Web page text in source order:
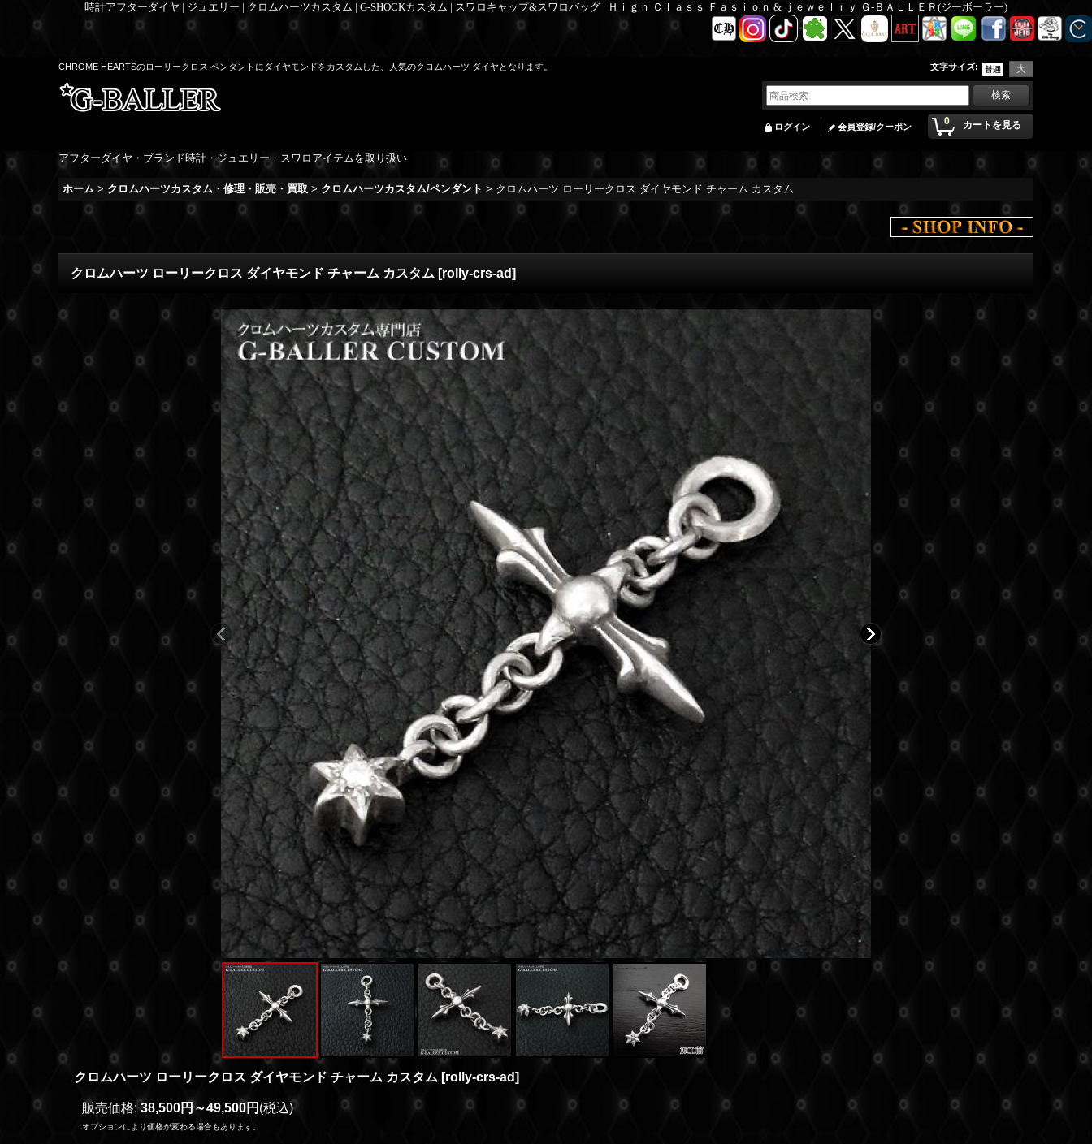
時計アフターダイヤ | ジュエリー | クロムハーツカスタム | G-SHOCKカスタム | スワロキャップ&スワロバッグ | Ｈｉｇｈ Ｃｌａｓｓ Ｆａｓｉｏｎ & ｊｅｗｅｌｒｙ Ｇ-ＢＡＬＬＥＲ(ジーボーラー)
CHROME HEARTSのローリークロス ペンダントにダイヤモンドをカスタムした、人気のクロムハーツ ダイヤとなります。 文字サイズ:
0 カートを見る
ログイン 会員登録/クーポン
アフターダイヤ・ブランド時計・ジュエリー・スワロアイテムを取り扱い
ホーム > クロムハーツカスタム・修理・販売・買取 > クロムハーツカスタム/ペンダント > クロムハーツ ローリークロス ダイヤモンド チャーム カスタム
クロムハーツ ローリークロス ダイヤモンド チャーム カスタム [rolly-crs-ad]
クロムハーツ ローリークロス ダイヤモンド チャーム カスタム [rolly-crs-ad]
販売価格: 38,500円～49,500円 (税込)
オプションにより価格が変わる場合もあります。